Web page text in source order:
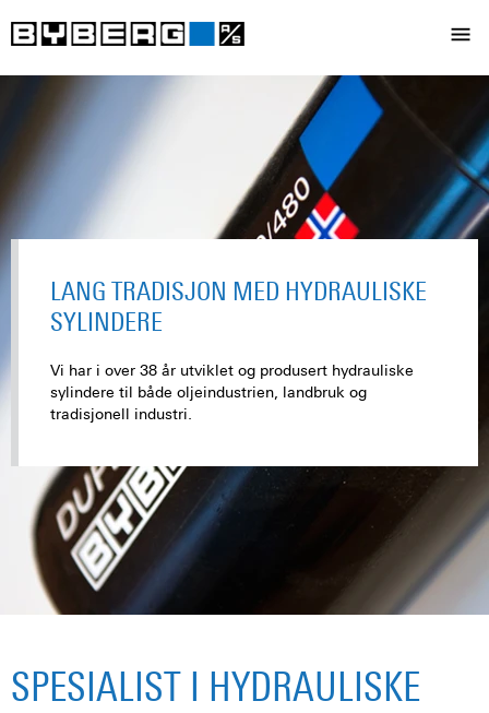
LANG TRADISJON MED HYDRAULISKE
SYLINDERE
Vi har i over 38 år utviklet og produsert hydrauliske
sylindere til både oljeindustrien, landbruk og
tradisjonell industri.
SPESIALIST I HYDRAULISKE